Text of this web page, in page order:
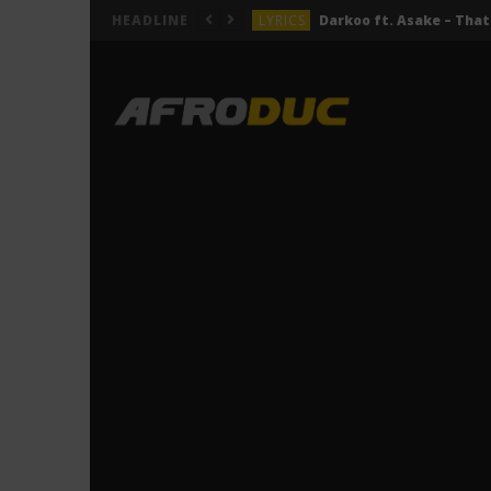
HEADLINE LYRICS
ACTUALITÉS